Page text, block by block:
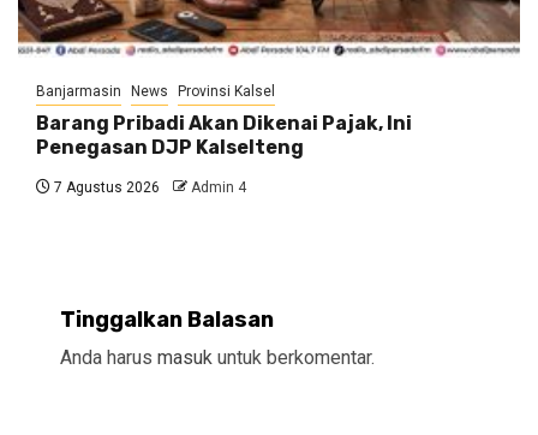
Banjarmasin News Provinsi Kalsel
Barang Pribadi Akan Dikenai Pajak, Ini
Penegasan DJP Kalselteng
7 Agustus 2026 Admin 4
Tinggalkan Balasan
Anda harus masuk untuk berkomentar.